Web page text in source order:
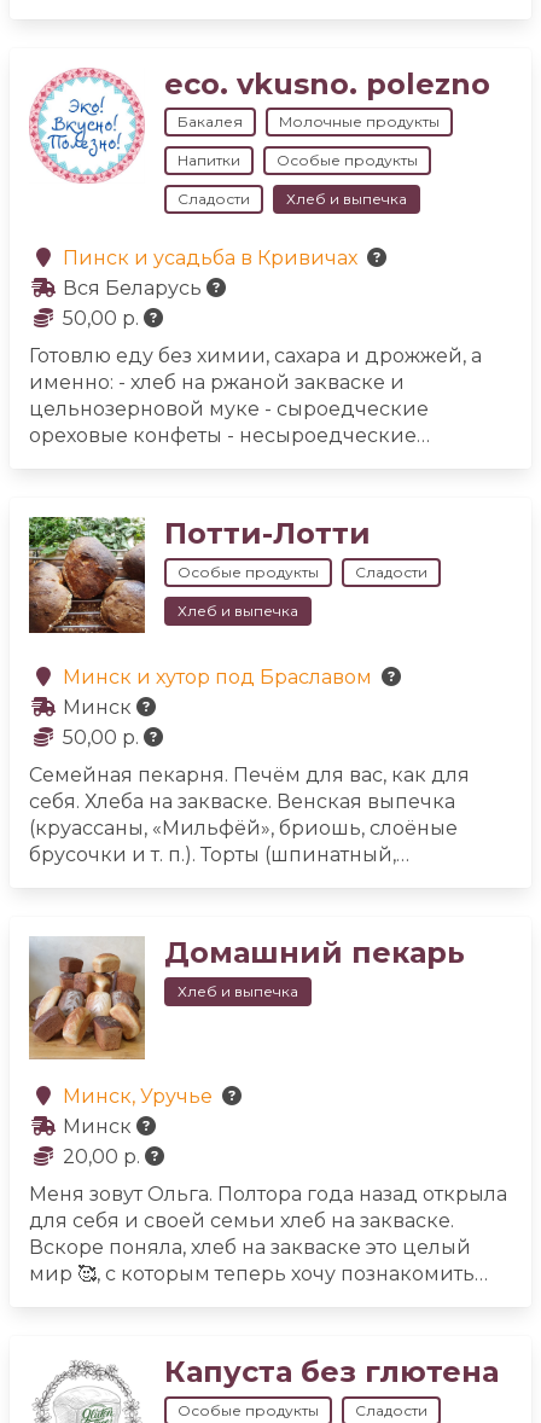
молоко и мясо в деревне у знакомых и
друзей.У нас своя коптильня камера. Коптим
домашнюю колбасу, сало, окорок, грудинку,
рёбра. Делаем джерки мясные и очень
вкусную кровяную колбасу. Домашний сыр:
чечил копчёный, халуми, рикотта, примо сале,
пажитником, адыгейский. Вакуумная
упаковка.Домашнее вино: клубника, вишня,
смородина.
eco. vkusno. polezno
Бакалея Молочные продукты
Напитки Особые продукты
Сладости Хлеб и выпечка
Пинск и усадьба в Кривичах
Вся Беларусь
50,00 р.
Готовлю еду без химии, сахара и дрожжей, а
именно: - хлеб на ржаной закваске и
цельнозерновой муке - сыроедческие
ореховые конфеты - несыроедческие
холодного отжима
деревенском молоке- сыроедческое постное
мороженое
- квас на ржаной закваске с медом
- мука цельнозерновая ржаная, овсяная,
пшеничная
- кисель без крахмала (на
пшеничной муки)
Потти-Лотти
Особые продукты Сладости
Хлеб и выпечка
Минск и хутор под Браславом
Минск
50,00 р.
Семейная пекарня. Печём для вас, как для
себя. Хлеба на закваске. Венская выпечка
(круассаны, «Мильфёй», бриошь, слоёные
брусочки и т. п.). Торты (шпинатный,
высококачественных домашних
продуктов.
Локация Браславский район
доступна для одно-двухдневных поездок:
дегустациями,
местными озёрами,
встречами.
Домашний пекарь
Хлеб и выпечка
Минск, Уручье
Минск
20,00 р.
Меня зовут Ольга. Полтора года назад открыла
для себя и своей семьи хлеб на закваске.
Вскоре поняла, хлеб на закваске это целый
мир 🥰, с которым теперь хочу познакомить
Капуста без глютена
Особые продукты Сладости